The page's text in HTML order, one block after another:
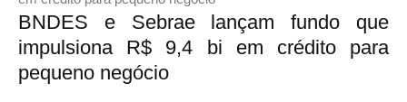
BNDES e Sebrae lançam fundo que
impulsiona R$ 9,4 bi em crédito para
pequeno negócio